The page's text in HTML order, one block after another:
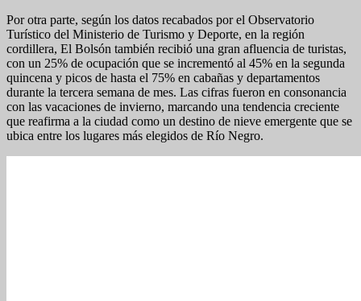
Por otra parte, según los datos recabados por el Observatorio
Turístico del Ministerio de Turismo y Deporte, en la región
cordillera, El Bolsón también recibió una gran afluencia de turistas,
con un 25% de ocupación que se incrementó al 45% en la segunda
quincena y picos de hasta el 75% en cabañas y departamentos
durante la tercera semana de mes. Las cifras fueron en consonancia
con las vacaciones de invierno, marcando una tendencia creciente
que reafirma a la ciudad como un destino de nieve emergente que se
ubica entre los lugares más elegidos de Río Negro.